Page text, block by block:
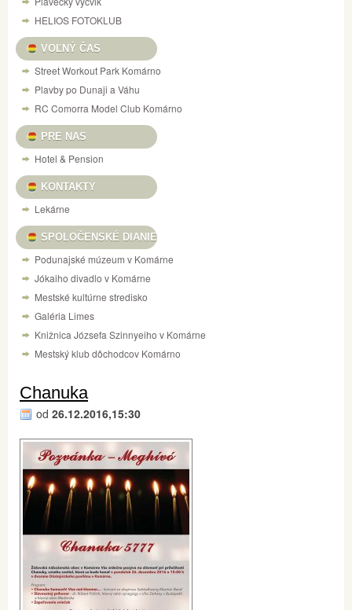
HELIOS FOTOKLUB
VOĽNÝ ČAS
Street Workout Park Komárno
Plavby po Dunaji a Váhu
RC Comorra Model Club Komárno
PRE NAS
Hotel & Pension
KONTAKTY
Lekárne
SPOLOČENSKÉ DIANIE
Podunajské múzeum v Komárne
Jókaiho divadlo v Komárne
Mestské kultúrne stredisko
Galéria Limes
Knižnica Józsefa Szinnyeiho v Komárne
Mestský klub dôchodcov Komárno
Chanuka
od 26.12.2016,15:30